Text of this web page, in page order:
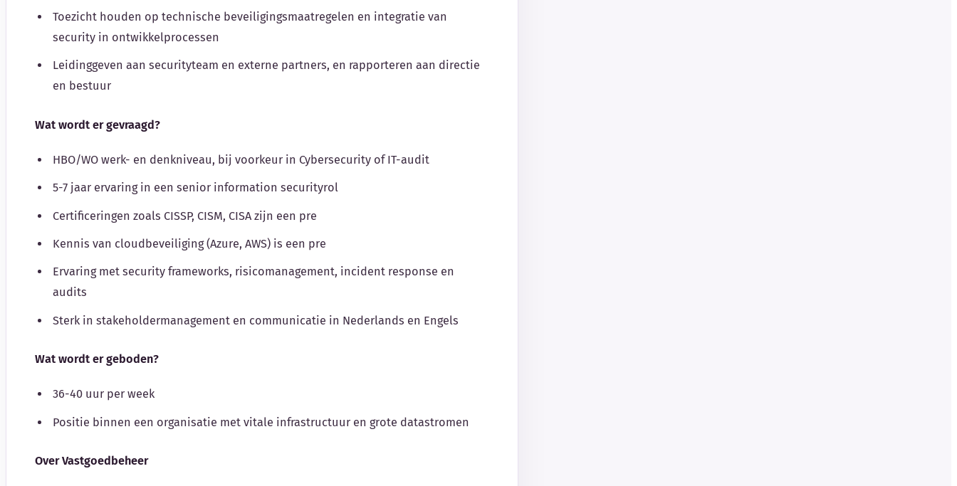
Toezicht houden op technische beveiligingsmaatregelen en integratie van
security in ontwikkelprocessen
Leidinggeven aan securityteam en externe partners, en rapporteren aan directie
en bestuur
Wat wordt er gevraagd?
HBO/WO werk- en denkniveau, bij voorkeur in Cybersecurity of IT-audit
5-7 jaar ervaring in een senior information securityrol
Certificeringen zoals CISSP, CISM, CISA zijn een pre
Kennis van cloudbeveiliging (Azure, AWS) is een pre
Ervaring met security frameworks, risicomanagement, incident response en
audits
Sterk in stakeholdermanagement en communicatie in Nederlands en Engels
Wat wordt er geboden?
36-40 uur per week
Positie binnen een organisatie met vitale infrastructuur en grote datastromen
Over Vastgoedbeheer